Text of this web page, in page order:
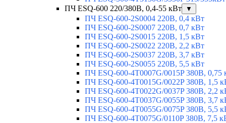
ПЧ ESQ-600 220/380В, 0,4-55 кВт
▼
ПЧ ESQ-600-2S0004 220В, 0,4 кВт
ПЧ ESQ-600-2S0007 220В, 0,7 кВт
ПЧ ESQ-600-2S0015 220В, 1,5 кВт
ПЧ ESQ-600-2S0022 220В, 2,2 кВт
ПЧ ESQ-600-2S0037 220В, 3,7 кВт
ПЧ ESQ-600-2S0055 220В, 5,5 кВт
ПЧ ESQ-600-4T0007G/0015P 380В, 0,75
ПЧ ESQ-600-4T0015G/0022P 380В, 1,5
ПЧ ESQ-600-4T0022G/0037P 380В, 2,2
ПЧ ESQ-600-4T0037G/0055P 380В, 3,7
ПЧ ESQ-600-4T0055G/0075P 380В, 5,5
ПЧ ESQ-600-4T0075G/0110P 380В, 7,5